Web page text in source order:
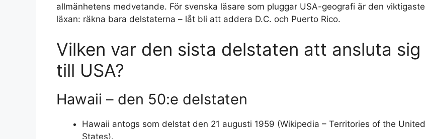
allmänhetens medvetande. För svenska läsare som pluggar USA-geografi är den viktigaste
läxan: räkna bara delstaterna – låt bli att addera D.C. och Puerto Rico.
Vilken var den sista delstaten att ansluta sig
till USA?
Hawaii – den 50:e delstaten
Hawaii antogs som delstat den 21 augusti 1959 (Wikipedia – Territories of the United
States).